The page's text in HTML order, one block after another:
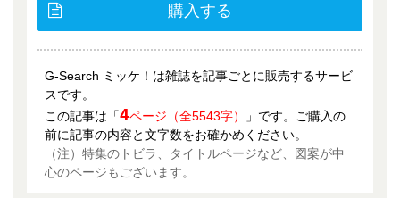
購入する
G-Search ミッケ！は雑誌を記事ごとに販売するサービ
スです。
この記事は「4ページ（全5543字）
」です。ご購入の
前に記事の内容と文字数をお確かめください。
（注）特集のトビラ、タイトルページなど、図案が中
心のページもございます。